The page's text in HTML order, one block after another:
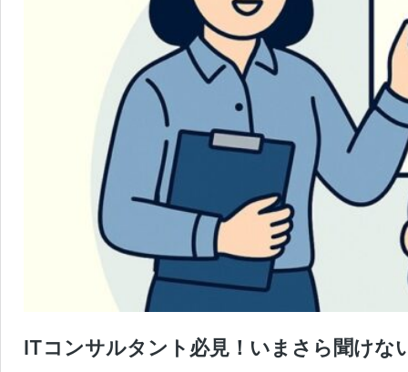
ITコンサルタント必見！いまさら聞け